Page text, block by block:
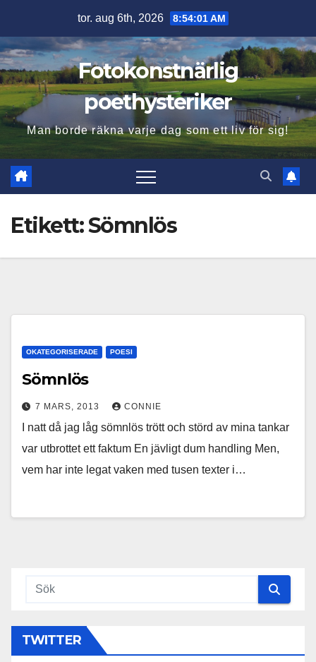
innehåll
tor. aug 6th, 2026 8:54:02 AM
Fotokonstnärlig
poethysteriker
Man borde räkna varje dag som ett liv för sig!
Etikett:Sömnlös
OKATEGORISERADE POESI
Sömnlös
7 MARS, 2013 CONNIE
I natt då jag låg sömnlös trött och störd av mina tankar
var utbrottet ett faktum En jävligt dum handling Men,
vem har inte legat vaken med tusen texter i…
TWITTER